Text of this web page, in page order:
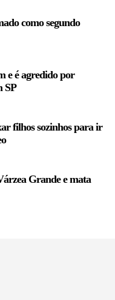
como segundo
e é agredido por
SP
filhos sozinhos para ir
Grande e mata